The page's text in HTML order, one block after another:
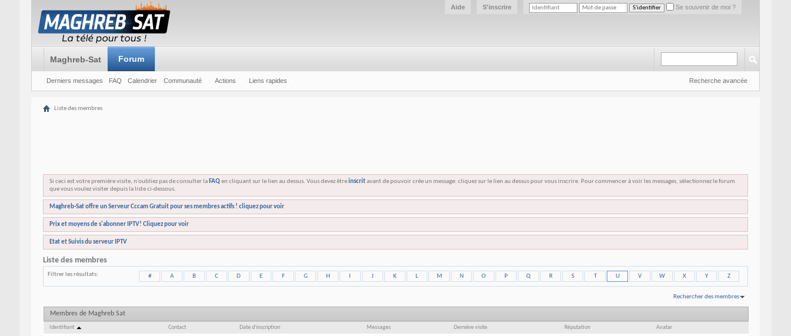
Se souvenir de moi ?
S'inscrire
Aide
Maghreb-Sat Forum
Derniers messages FAQ Calendrier Communauté Actions Liens rapides Recherche avancée
Liste des membres
Si ceci est votre première visite, n'oubliez pas de consulter la FAQen cliquant sur le lien au dessus. Vous devez êtreinscritavant de pouvoir crée un message: cliquez sur le lien au dessus pour vous inscrire. Pour commencer à voir les messages, sélectionnez le forum
que vous voulez visiter depuis la liste ci-dessous.
Maghreb-Sat offre un Serveur Cccam Gratuit pour ses membres actifs ! cliquez pour voir
Prix et moyens de s'abonner IPTV! Cliquez pour voir
Etat et Suivis du serveur IPTV
Liste des membres
Filtrer les résultats # A B C D E F G H J K L M N O P Q R S T U V W X Y Z
Rechercher des membres
Membres de Maghreb Sat
Identifiant Contact Date d'inscription Messages Dernière visite Réputation Avatar